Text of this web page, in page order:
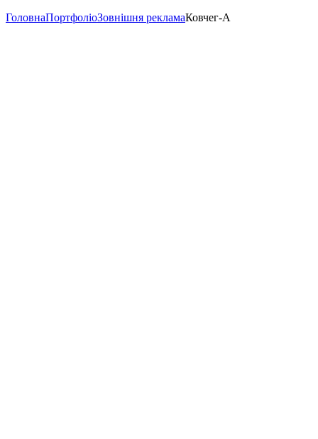
ГоловнаПортфоліоЗовнішня рекламаКовчег-А